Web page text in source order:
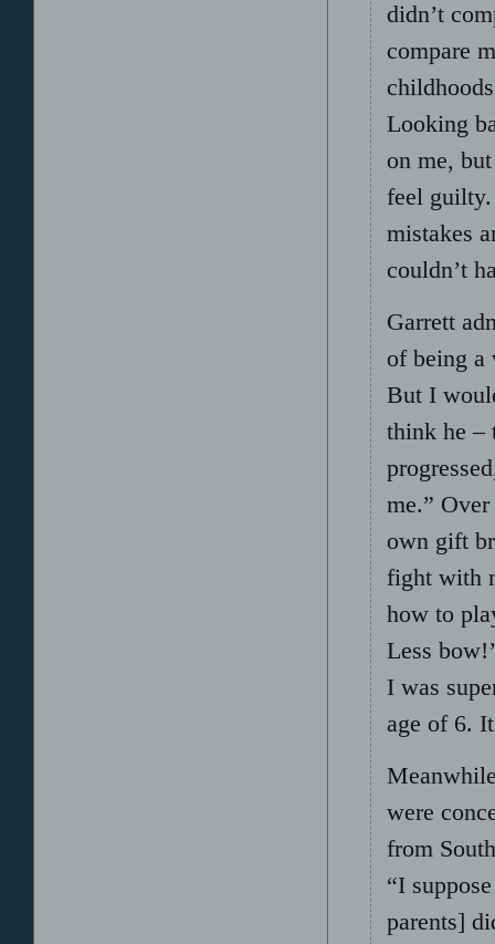
didn’t
compare
Looking
on me,
feel
mistakes
couldn’t
Garrett
of being a
But I
think he –
me.”
own gift
fight with
how to
Less
I was
age of 6.
were
from
“I
parents]